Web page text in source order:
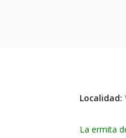
Localidad:
La ermita